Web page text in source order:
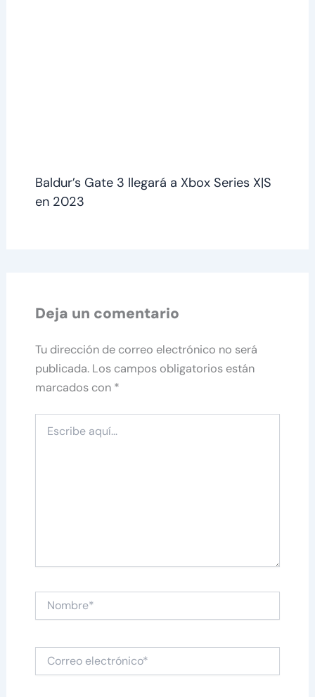
Baldur’s Gate 3 llegará a Xbox Series X|S
en 2023
Deja un comentario
Tu dirección de correo electrónico no será
publicada. Los campos obligatorios están
marcados con *
aquí...
Nombre*
Correo
electrónico*